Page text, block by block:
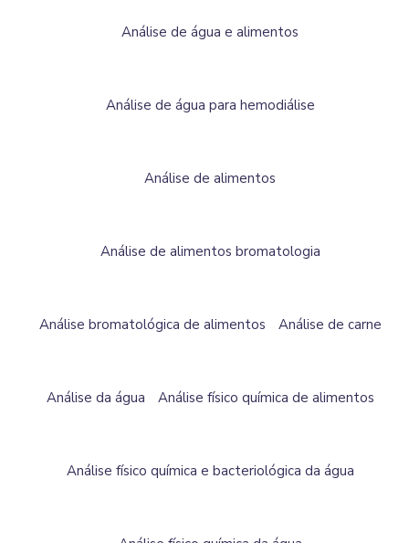
Análise de água e alimentos
Análise de água para hemodiálise
Análise de alimentos
Análise de alimentos bromatologia
Análise bromatológica de alimentos Análise de carne
Análise da água Análise físico química de alimentos
Análise físico química e bacteriológica da água